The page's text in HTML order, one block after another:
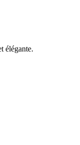
élégante.